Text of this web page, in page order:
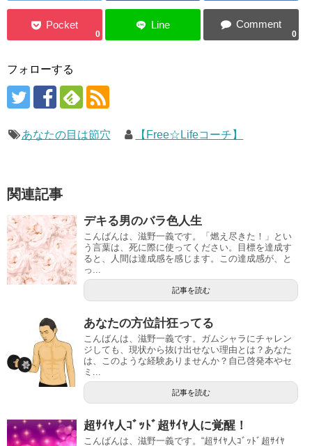
0 0
フォローする
あなたの目は節穴 【Free☆Lifeコーチ】
関連記事
デキる男のバラ色人生
こんばんは、滋野一義です。「燃え尽きた！」とい
う言葉は、死に際に使ってください。目標を達成す
ると、人間は達成感を感じます。この達成感が、と
っ...
記事を読む
あなたの方位計狂ってる
こんばんは、滋野一義です。ガムシャラにチャレン
ジしても、現状から抜け出せない理由とは？あなた
は、このような経験ありませんか？自己啓発本やセ
ミ...
記事を読む
超ｻｲﾔ人ｺﾞｯﾄﾞ超ｻｲﾔ人に覚醒！
こんばんは、滋野一義です。“超ｻｲﾔ人ｺﾞｯﾄﾞ超ｻｲﾔ